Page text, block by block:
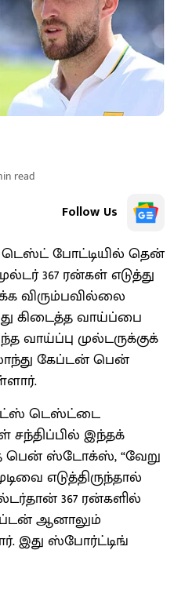
read
Follow Us
டெஸ்ட் போட்டியில் தென்
367 ரன்கள் எடுத்து
விரும்பவில்லை
கிடைத்த வாய்ப்பை
வாய்ப்பு முல்டருக்குக்
கேப்டன் பென்
டெஸ்ட்டை
சந்திப்பில் இந்தக்
பென் ஸ்டோக்ஸ், “வேறு
எடுத்திருந்தால்
367 ரன்களில்
ஆனாலும்
இது ஸ்போர்ட்டிங்